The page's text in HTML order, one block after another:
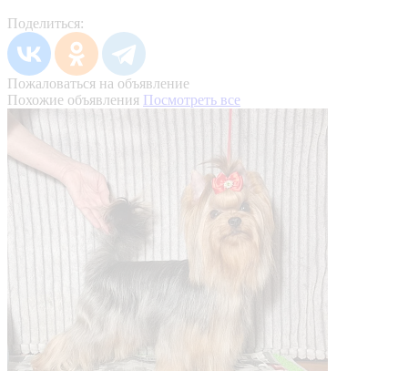
Поделиться:
Пожаловаться на объявление
Похожие объявления Посмотреть все